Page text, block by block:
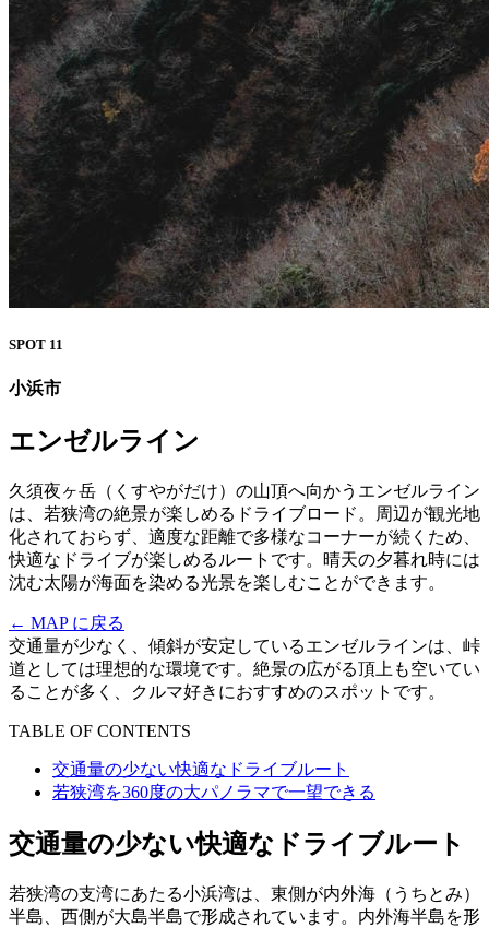
SPOT 11
小浜市
エンゼルライン
久須夜ヶ岳（くすやがだけ）の山頂へ向かうエンゼルライン
は、若狭湾の絶景が楽しめるドライブロード。周辺が観光地
化されておらず、適度な距離で多様なコーナーが続くため、
快適なドライブが楽しめるルートです。晴天の夕暮れ時には
沈む太陽が海面を染める光景を楽しむことができます。
← MAP に戻る
交通量が少なく、傾斜が安定しているエンゼルラインは、峠
道としては理想的な環境です。絶景の広がる頂上も空いてい
ることが多く、クルマ好きにおすすめのスポットです。
TABLE OF CONTENTS
交通量の少ない快適なドライブルート
若狭湾を360度の大パノラマで一望できる
交通量の少ない快適なドライブルート
若狭湾の支湾にあたる小浜湾は、東側が内外海（うちとみ）
半島、西側が大島半島で形成されています。内外海半島を形